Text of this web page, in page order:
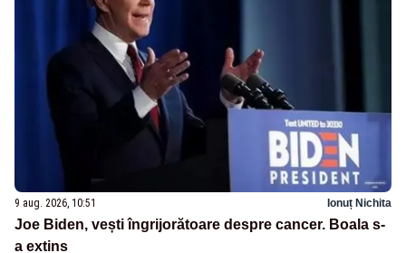
9 aug. 2026, 10:51 Ionuț Nichita
Joe Biden, vești îngrijorătoare despre cancer. Boala s-
a extins